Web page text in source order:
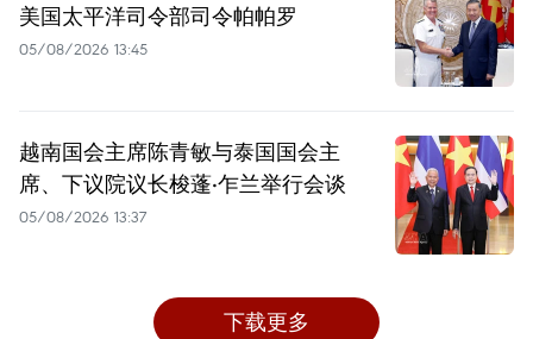
美国太平洋司令部司令帕帕罗
05/08/2026 13:45
越南国会主席陈青敏与泰国国会主
席、下议院议长梭蓬·乍兰举行会谈
05/08/2026 13:37
下载更多